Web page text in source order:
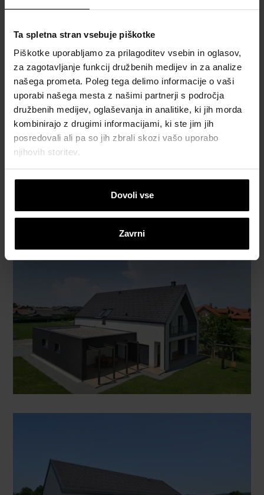
Ta spletna stran vsebuje piškotke
Piškotke uporabljamo za prilagoditev vsebin in oglasov,
za zagotavljanje funkcij družbenih medijev in za analize
našega prometa. Poleg tega delimo informacije o vaši
uporabi našega mesta z našimi partnerji s področja
družbenih medijev, oglaševanja in analitike, ki jih morda
kombinirajo z drugimi informacijami, ki ste jim jih
posredovali ali pa so jih zbrali skozi vašo uporabo
njihovih storitev.
Dovoli vse
Zavrni